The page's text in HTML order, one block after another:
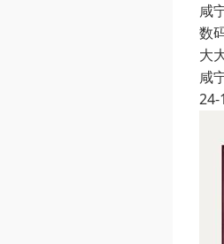
咸
数
大
咸
24-